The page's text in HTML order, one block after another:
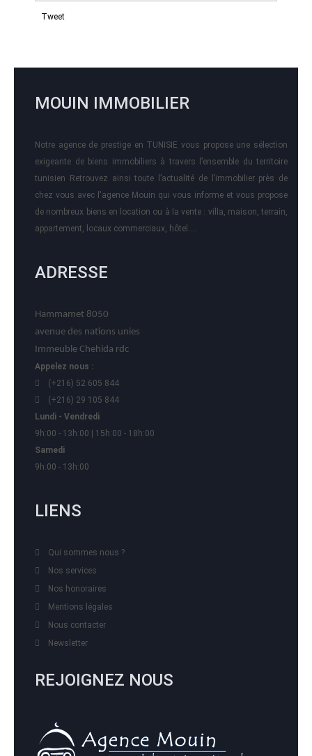
Tweet
MOUIN IMMOBILIER
Notre agence de prestige en TUNISIE vous propose une sélection
exigeante de biens immobiliers à travers l’ensemble du territoire
tunisien Retrouvez ainsi toute l’actualité de l’immobilier près de
chez vous avec l'agence Mouin qui vous informe et vous propose
de nombreux biens en location ou à la vente : villa, maison, terrain,
appartement, locaux commerciaux, hôtel….
ADRESSE
Hammamet 8050
avenue des nations unies
Immeuble Chehida rdc
Appelez nous :
(+216) 52 605 844
(+216) 29 105 844
Lundi - Vendredi
9h:00 - 13h:00 | 15h:00 - 18h:00
Samedi
9h:00 - 13h:00
LIENS
Qui sommes nous ?
Nos services
Nos honoraires
Mentions légales
Nous contacter
Newsletter
REJOIGNEZ NOUS